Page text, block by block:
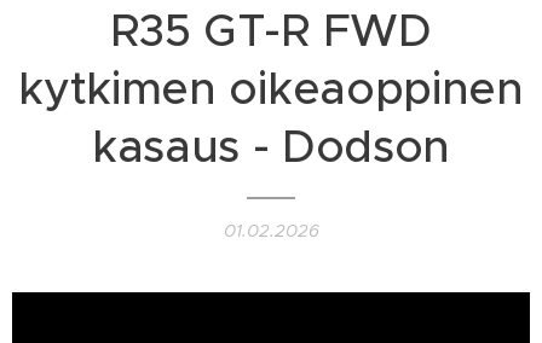
R35 GT-R FWD
kytkimen oikeaoppinen
kasaus - Dodson
01.02.2026